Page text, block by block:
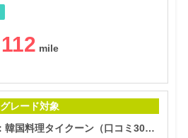
112
グレード対象
ロードママ 夢の屋台：韓国料理タイクーン（口コミ300達成）（Android）